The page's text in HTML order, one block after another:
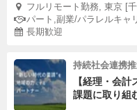
フルリモート勤務, 東京 [
パート,副業/パラレルキャ
長期歓迎
持続社会連携
【経理・会
課題に取り組